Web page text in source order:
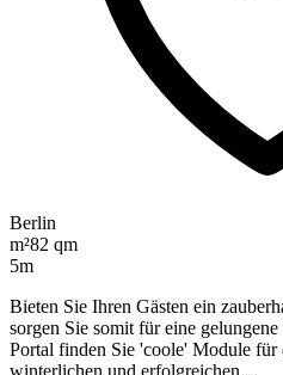
Berlin
m²82 qm
5m
Bieten Sie Ihren Gästen ein
sorgen Sie somit für eine
Portal finden Sie 'coole' Module für
winterlichen und erfolgreichen…